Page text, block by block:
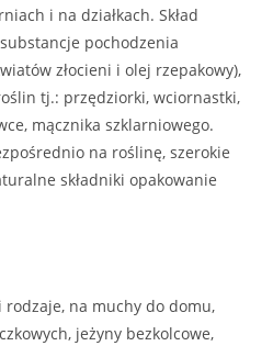
i na działkach. Skład
pochodzenia
złocieni i olej rzepakowy),
tj.: przędziorki, wciornastki,
mącznika szklarniowego.
na roślinę, szerokie
składniki opakowanie
na muchy do domu,
jeżyny bezkolcowe,